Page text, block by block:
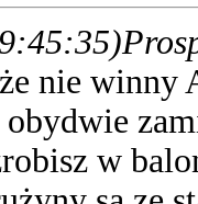
nie winny
w